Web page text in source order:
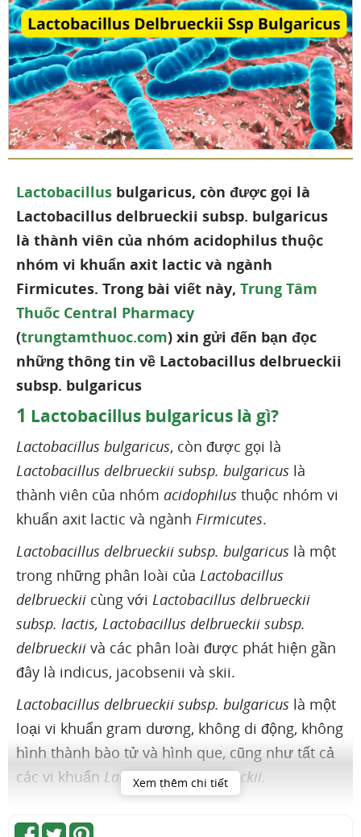
Lactobacillus bulgaricus, còn được gọi là
Lactobacillus delbrueckii subsp. bulgaricus
là thành viên của nhóm acidophilus thuộc
nhóm vi khuẩn axit lactic và ngành
Firmicutes. Trong bài viết này, Trung Tâm
Thuốc Central Pharmacy
(trungtamthuoc.com) xin gửi đến bạn đọc
những thông tin về Lactobacillus delbrueckii
subsp. bulgaricus
1 Lactobacillus bulgaricus là gì?
Lactobacillus bulgaricus, còn được gọi là
Lactobacillus delbrueckii subsp. bulgaricus là
thành viên của nhóm acidophilus thuộc nhóm vi
khuẩn axit lactic và ngành Firmicutes.
Lactobacillus delbrueckii subsp. bulgaricus là một
trong những phân loài của Lactobacillus
delbrueckii cùng với Lactobacillus delbrueckii
subsp. lactis, Lactobacillus delbrueckii subsp.
delbrueckii và các phân loài được phát hiện gần
đây là indicus, jacobsenii và skii.
Lactobacillus delbrueckii subsp. bulgaricus là một
loại vi khuẩn gram dương, không di động, không
hình thành bào tử và hình que, cũng như tất cả
các vi khuẩn Lactobacillus delbrueckii.
khí tùy ý, có nghĩa là chúng có thể tạo ra ATP
Xem thêm chi tiết